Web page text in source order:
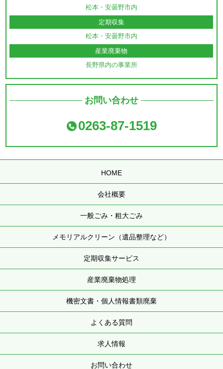
松本・安曇野市内
定期収集
松本・安曇野市内
産業廃棄物
長野県内の事業所
お問い合わせ
0263-87-1519
HOME
会社概要
一般ごみ・粗大ごみ
メモリアルクリーン（遺品整理など）
定期収集サービス
産業廃棄物処理
機密文書・個人情報書類廃棄
よくある質問
求人情報
お問い合わせ